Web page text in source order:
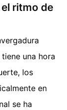
ritmo de
una hora
los
en
se ha